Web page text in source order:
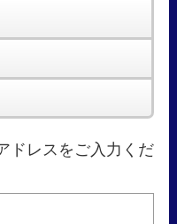
ドレスをご入力くだ